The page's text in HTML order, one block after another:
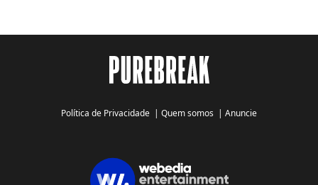
Política de Privacidade | Quem somos | Anuncie